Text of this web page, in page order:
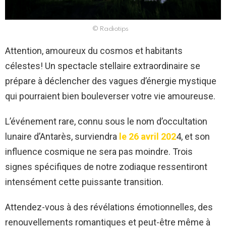
© Radiotips
Attention, amoureux du cosmos et habitants
célestes! Un spectacle stellaire extraordinaire se
prépare à déclencher des vagues d’énergie mystique
qui pourraient bien bouleverser votre vie amoureuse.
L’événement rare, connu sous le nom d’occultation
lunaire d’Antarès, surviendra le 26 avril 2024, et son
influence cosmique ne sera pas moindre. Trois
signes spécifiques de notre zodiaque ressentiront
intensément cette puissante transition.
Attendez-vous à des révélations émotionnelles, des
renouvellements romantiques et peut-être même à